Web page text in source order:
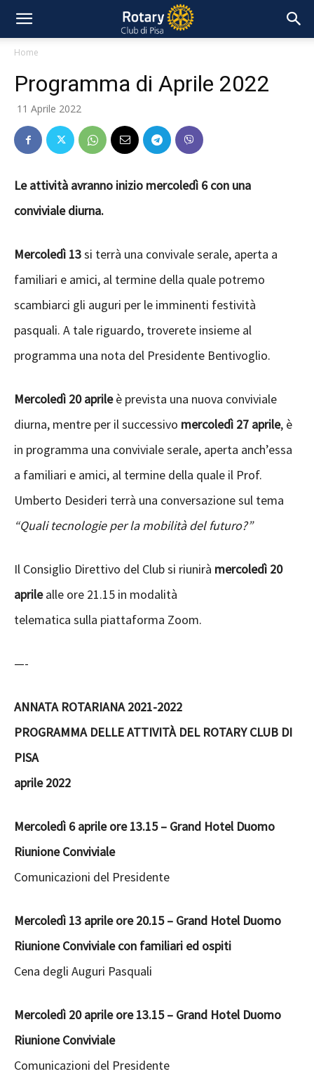
Home
Programma di Aprile 2022
11 Aprile 2022
Le attività avranno inizio mercoledì 6 con una
conviviale diurna.
Mercoledì 13si terrà una convivale serale, aperta a
familiari e amici, al termine della quale potremo
scambiarci gli auguri per le imminenti festività
pasquali. A tale riguardo, troverete insieme al
programma una nota del Presidente Bentivoglio.
Mercoledì 20 aprileè prevista una nuova conviviale
diurna, mentre per il successivo mercoledì 27 aprile, è
in programma una conviviale serale, aperta anch’essa
a familiari e amici, al termine della quale il Prof.
Umberto Desideri terrà una conversazione sul tema
“Quali tecnologie per la mobilità del futuro?”
Il Consiglio Direttivo del Club si riunirà mercoledì 20
aprilealle ore 21.15 in modalità
telematica sulla piattaforma Zoom.
—-
ANNATA ROTARIANA 2021-2022
PROGRAMMA DELLE ATTIVITÀ DEL ROTARY CLUB DI
PISA
aprile 2022
Mercoledì 6 aprile ore 13.15 – Grand Hotel Duomo
Riunione Conviviale
Comunicazioni del Presidente
Mercoledì 13 aprile ore 20.15 – Grand Hotel Duomo
Riunione Conviviale con familiari ed ospiti
Cena degli Auguri Pasquali
Mercoledì 20 aprile ore 13.15 – Grand Hotel Duomo
Riunione Conviviale
Comunicazioni del Presidente